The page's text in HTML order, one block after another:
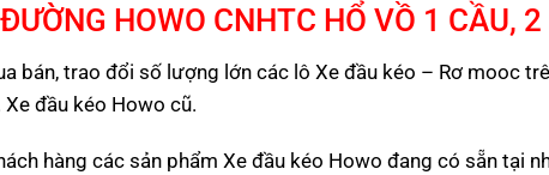
HOWO CNHTC HỔ VỒ 1 CẦU, 2
bán, trao đổi số lượng lớn các lô Xe đầu kéo – Rơ mooc
Xe đầu kéo Howo cũ.
hàng các sản phẩm Xe đầu kéo Howo đang có sẵn tại